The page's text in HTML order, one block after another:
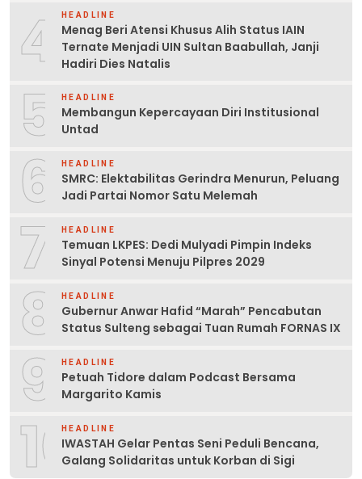
4 HEADLINE
Menag Beri Atensi Khusus Alih Status IAIN
Ternate Menjadi UIN Sultan Baabullah, Janji
Hadiri Dies Natalis
5 HEADLINE
Membangun Kepercayaan Diri Institusional
Untad
6 HEADLINE
SMRC: Elektabilitas Gerindra Menurun, Peluang
Jadi Partai Nomor Satu Melemah
7 HEADLINE
Temuan LKPES: Dedi Mulyadi Pimpin Indeks
Sinyal Potensi Menuju Pilpres 2029
8 HEADLINE
Gubernur Anwar Hafid “Marah” Pencabutan
Status Sulteng sebagai Tuan Rumah FORNAS IX
9 HEADLINE
Petuah Tidore dalam Podcast Bersama
Margarito Kamis
10HEADLINE
IWASTAH Gelar Pentas Seni Peduli Bencana,
Galang Solidaritas untuk Korban di Sigi